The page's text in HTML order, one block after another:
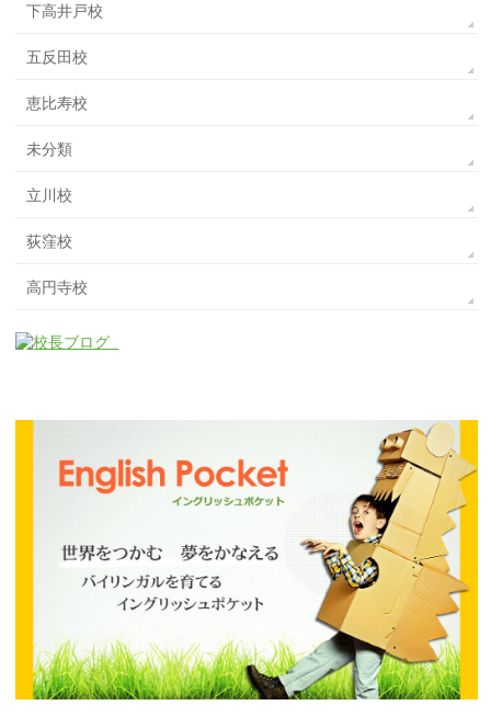
下高井戸校
五反田校
恵比寿校
未分類
立川校
荻窪校
高円寺校